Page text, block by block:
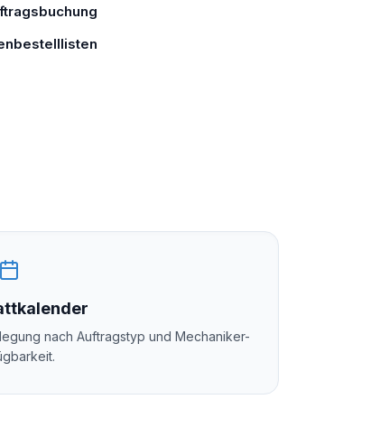
nach Auftragstyp und Mechaniker-